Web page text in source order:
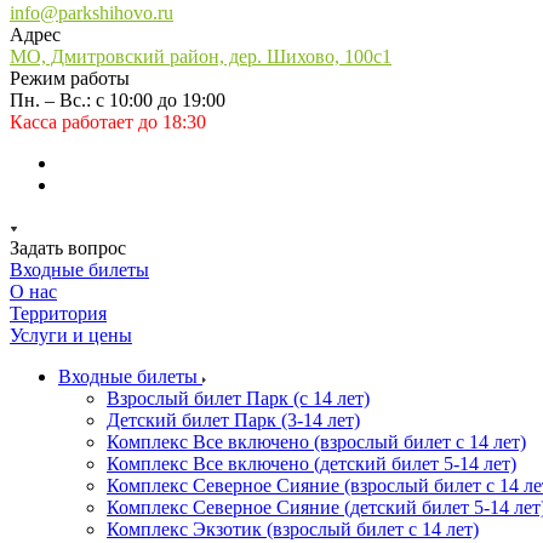
info@parkshihovo.ru
Адрес
МО, Дмитровский район, дер. Шихово, 100с1
Режим работы
Пн. – Вс.: с 10:00 до 19:00
Касса работает до 18:30
Задать вопрос
Входные билеты
О нас
Территория
Услуги и цены
Входные билеты
Взрослый билет Парк (с 14 лет)
Детский билет Парк (3-14 лет)
Комплекс Все включено (взрослый билет с 14 лет)
Комплекс Все включено (детский билет 5-14 лет)
Комплекс Северное Сияние (взрослый билет с 14
Комплекс Северное Сияние (детский билет 5-14
Комплекс Экзотик (взрослый билет с 14 лет)